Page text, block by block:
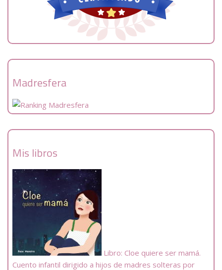
Madresfera
Mis libros
Libro: Cloe quiere ser mamá.
Cuento infantil dirigido a hijos de madres solteras por